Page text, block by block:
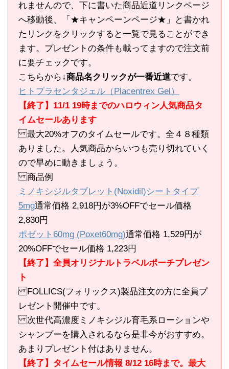
れませんので、下に書いた商品近道リンクページ
へ移動後、「★キャンペーンページ★」と書かれ
たリンクをクリックすると一覧で見ることができ
ます。プレゼントの条件も載ってますので注文前
に要チェックです。
こちらから ↓商品名クリックが一番近道です。
ヒトプラセンタジェル（Placentrex Gel）
【終了】11/1 19時までのハロウィン人気商品タ
イムセールあります
最大20%オフのタイムセールです。全４８種類
ありました。人気商品からいつも売り切れていく
ので早めに動きましょう。
商品例
ミノキシジルタブレット(Noxidil)シートタイプ
5mg通常価格 2,918円が3%OFFでセール価格
2,830円
ポゼット60mg (Poxet60mg)通常価格 1,529円が
20%OFFでセール価格 1,223円
【終了】全員オリジナルトラベルポーチプレゼン
ト
FOLLICS(フォリックス)製品注文の方に全員プ
レゼント開催中です。
次世代高濃度ミノキシジル育毛系ローションや
シャンプーを購入されるなら是非今がおすすめ。
あまりプレゼント付はありません。
【終了】タイムセール情報 8/12 16時まで。最大